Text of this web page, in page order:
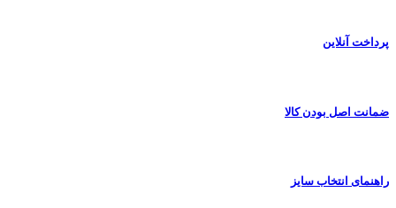
پرداخت آنلاین
ضمانت اصل بودن کالا
راهنمای انتخاب سایز